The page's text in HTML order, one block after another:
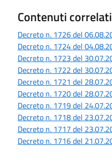
Contenuti correlati
Decreto n. 1726 del
Decreto n. 1724 del
Decreto n. 1723 del
Decreto n. 1722 del
Decreto n. 1721 del
Decreto n. 1720 del
Decreto n. 1719 del
Decreto n. 1718 del
Decreto n. 1717 del
Decreto n. 1716 del